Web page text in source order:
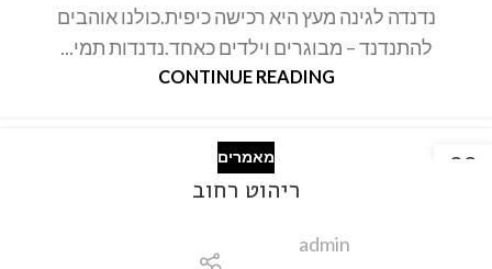
נדנדה לגינה מעץ היא רכישה כיפית.כולנו אוהבים
להתנדנד – מבוגרים וילדים כאחד.נדנדות תמי...
CONTINUE READING
22 מאמרים
ריהוט רחוב
admin